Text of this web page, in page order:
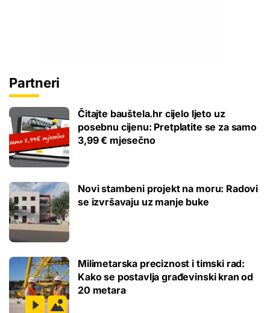
Partneri
Čitajte bauštela.hr cijelo ljeto uz
posebnu cijenu: Pretplatite se za samo
3,99 € mjesečno
Novi stambeni projekt na moru: Radovi
se izvršavaju uz manje buke
Milimetarska preciznost i timski rad:
Kako se postavlja građevinski kran od
20 metara